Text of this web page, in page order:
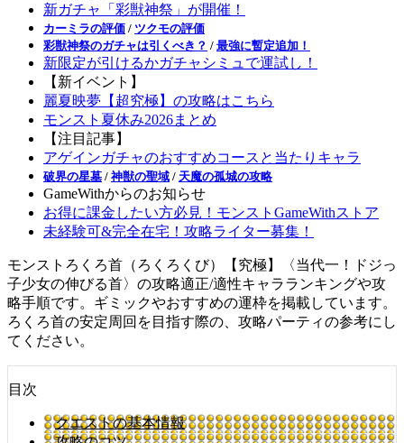
新ガチャ「彩獣神祭」が開催！
カーミラの評価 / ツクモの評価
彩獣神祭のガチャは引くべき？ / 最強に暫定追加！
新限定が引けるかガチャシミュで運試し！
【新イベント】
麗夏映夢【超究極】の攻略はこちら
モンスト夏休み2026まとめ
【注目記事】
アゲインガチャのおすすめコースと当たりキャラ
破界の星墓 / 神獣の聖域 / 天魔の孤城の攻略
GameWithからのお知らせ
お得に課金したい方必見！モンストGameWithストア
未経験可&完全在宅！攻略ライター募集！
モンストろくろ首（ろくろくび）【究極】〈当代一！ドジっ
子少女の伸びる首〉の攻略適正/適性キャラランキングや攻
略手順です。ギミックやおすすめの運枠を掲載しています。
ろくろ首の安定周回を目指す際の、攻略パーティの参考にし
てください。
目次
クエストの基本情報